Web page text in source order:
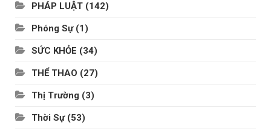
PHÁP LUẬT (142)
Phóng Sự(1)
SỨC KHỎE (34)
THỂ THAO (27)
Thị Trường (3)
Thời Sự(53)